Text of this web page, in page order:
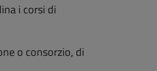
i corsi di
o consorzio, di